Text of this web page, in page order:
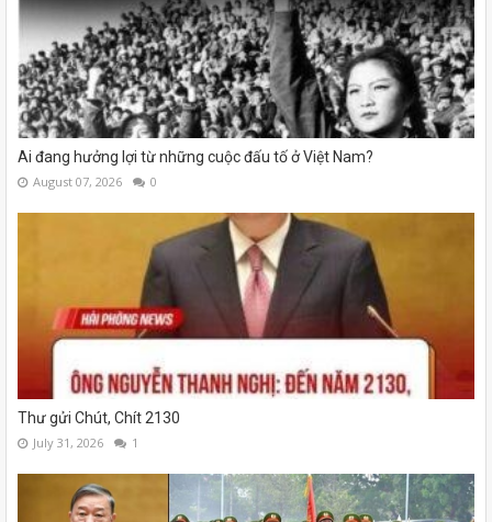
Ai đang hưởng lợi từ những cuộc đấu tố ở Việt Nam?
August 07, 2026 0
Thư gửi Chút, Chít 2130
July 31, 2026 1